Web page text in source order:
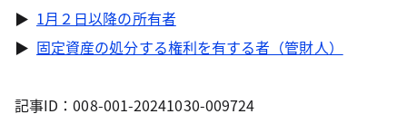
▶ 1月２日以降の所有者
▶ 固定資産の処分する権利を有する者（管財人）
記事ID：008-001-20241030-009724